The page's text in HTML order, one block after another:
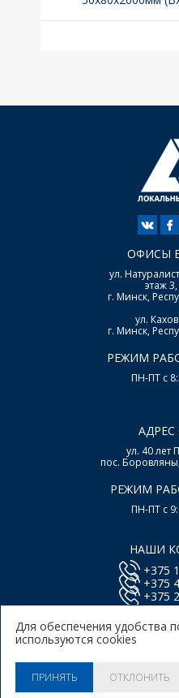
ОФИСЫ
ул.
этаж
г. Минск,
ул.
г. Минск,
РЕЖИМ
ПН-ПТ с
АДРЕС
ул. 40 лет
пос.
РЕЖИМ
ПН-ПТ с
НАШИ
+375
+375
+375
куки.
Для обеспечения удобства
используются cookies
ПРИНЯТЬ ОТКЛОНИТЬ